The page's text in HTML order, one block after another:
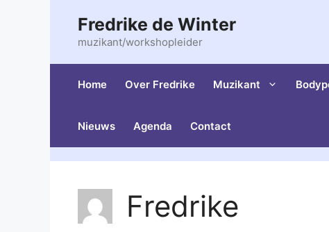
Fredrike de Winter
muzikant/workshopleider
Home Over Fredrike Muzikant
Nieuws Agenda Contact
Fredrike